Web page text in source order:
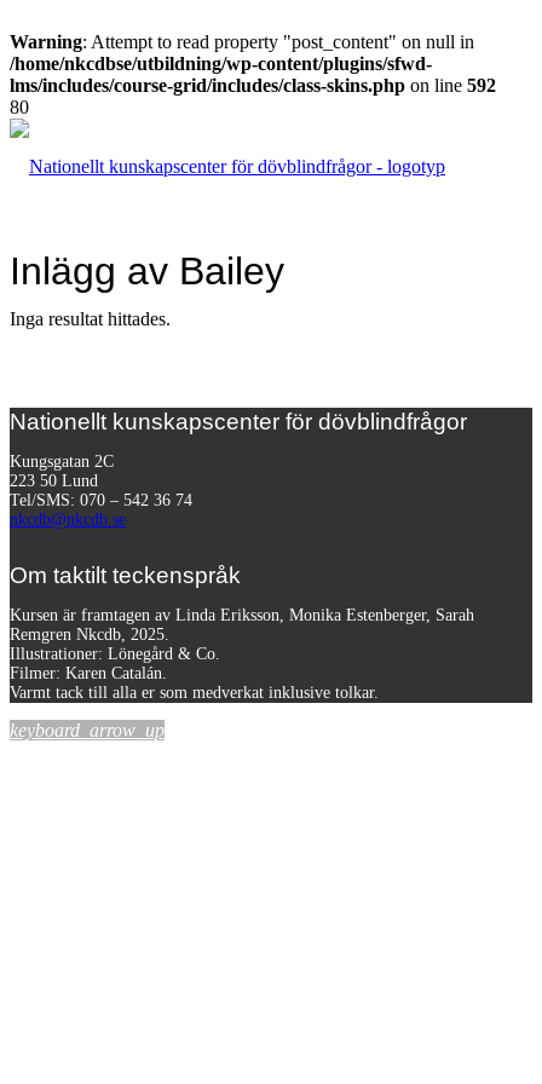
Warning: Attempt to read property "post_content" on null in
/home/nkcdbse/utbildning/wp-content/plugins/sfwd-
lms/includes/course-grid/includes/class-skins.php on line 592
Inlägg av Bailey
Inga resultat hittades.
Nationellt kunskapscenter för dövblindfrågor
Kungsgatan 2C
223 50 Lund
Tel/SMS: 070 – 542 36 74
nkcdb@nkcdb.se
Om taktilt teckenspråk
Kursen är framtagen av Linda Eriksson, Monika Estenberger, Sarah
Remgren Nkcdb, 2025.
Illustrationer: Lönegård & Co.
Filmer: Karen Catalán.
Varmt tack till alla er som medverkat inklusive tolkar.
keyboard_arrow_up